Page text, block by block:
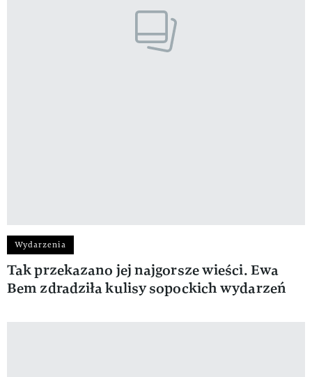
Wydarzenia
Tak przekazano jej najgorsze wieści. Ewa
Bem zdradziła kulisy sopockich wydarzeń